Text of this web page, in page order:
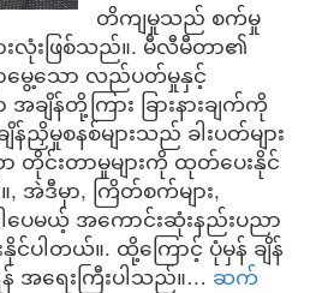
တိကျမှုသည် စက်မှု
လုံးဖြစ်သည်။. မီလီမီတာ၏
မွေ့သော လည်ပတ်မှုနှင့်
အချိန်တို့ကြား ခြားနားချက်ကို
မှုစနစ်များသည် ခါးပတ်များ
းတာမှုများကို ထုတ်ပေးနိုင်
အဲဒီမှာ, ကြိတ်စက်များ,
ေမယ့် အကောင်းဆုံးနည်းပညာ
င်ပါတယ်။. ထို့ကြောင့် ပုံမှန် ချိန်
အရေးကြီးပါသည်။… ဆက်